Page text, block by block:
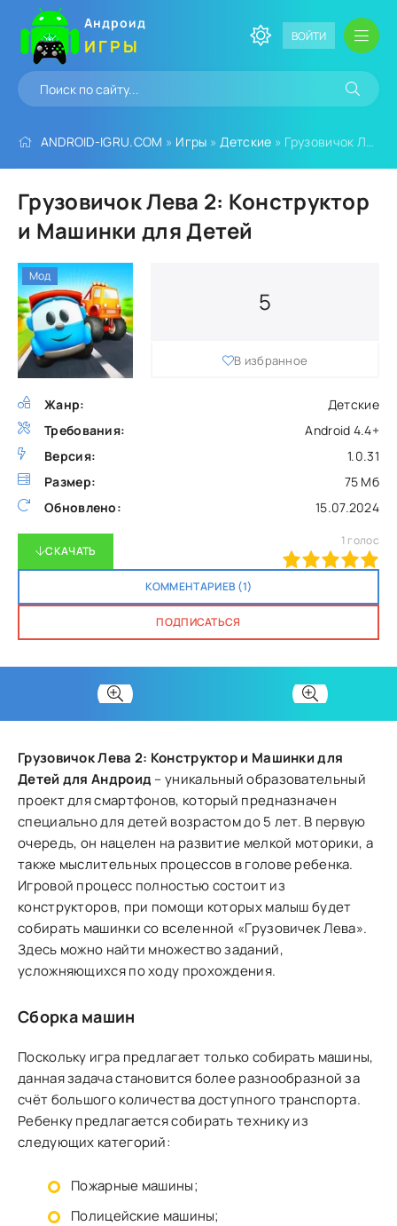
Андроид
ИГРЫ ВОЙТИ
ANDROID-IGRU.COM » Игры »Детские » Грузовичок Лева 2: Конструктор и Машинки для Детей
Грузовичок Лева 2: Конструктор
и Машинки для Детей
Жанр:
Детские
Требования:
Android 4.4+
Версия:
1.0.31
Размер:
75 Мб
Обновлено:
15.07.2024
5
В избранное
СКАЧАТЬ
КОММЕНТАРИЕВ (1)
ПОДПИСАТЬСЯ
1 голос
Мод
Грузовичок Лева 2: Конструктор и Машинки для
Детей для Андроид – уникальный образовательный
проект для смартфонов, который предназначен
специально для детей возрастом до 5 лет. В первую
очередь, он нацелен на развитие мелкой моторики, а
также мыслительных процессов в голове ребенка.
Игровой процесс полностью состоит из
конструкторов, при помощи которых малыш будет
собирать машинки со вселенной «Грузовичек Лева».
Здесь можно найти множество заданий,
усложняющихся по ходу прохождения.
Сборка машин
Поскольку игра предлагает только собирать машины,
данная задача становится более разнообразной за
счёт большого количества доступного транспорта.
Ребенку предлагается собирать технику из
следующих категорий:
Пожарные машины;
Полицейские машины;